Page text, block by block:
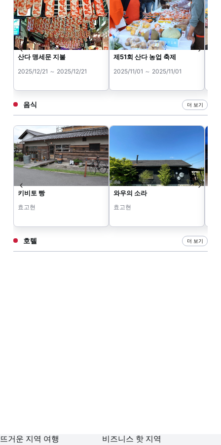
산다 맹세문 지불
2025/12/21 ～ 2025/12/21
제51회 산다 농업 축제
2025/11/01 ～ 2025/11/01
음식 더 보기
키비토 빵
효고현
와우의 소라
효고현
호텔 더 보기
뜨거운 지역 여행 비즈니스 핫 지역